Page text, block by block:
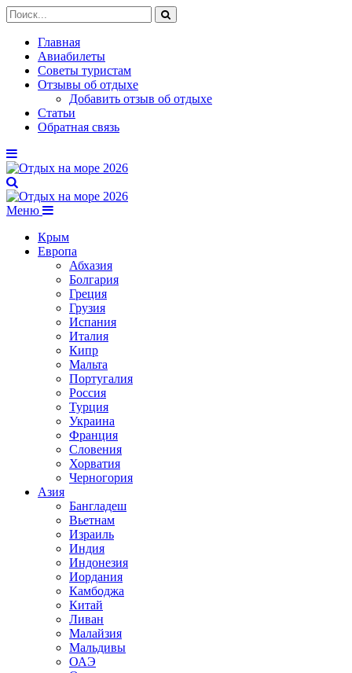
Главная
Авиабилеты
Советы туристам
Отзывы об отдыхе
Добавить отзыв об отдыхе
Статьи
Обратная связь
Меню
Крым
Европа
Абхазия
Болгария
Греция
Грузия
Испания
Италия
Кипр
Мальта
Португалия
Россия
Турция
Украина
Франция
Словения
Хорватия
Черногория
Азия
Бангладеш
Вьетнам
Израиль
Индия
Индонезия
Иордания
Камбоджа
Китай
Ливан
Малайзия
Мальдивы
ОАЭ